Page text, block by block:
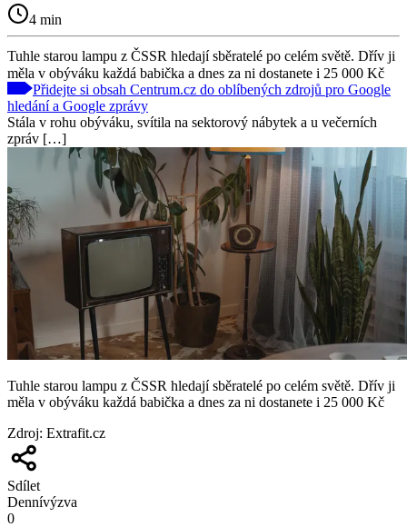
4 min
Tuhle starou lampu z ČSSR hledají sběratelé po celém světě. Dřív ji
měla v obýváku každá babička a dnes za ni dostanete i 25 000 Kč
Přidejte si obsah Centrum.cz do oblíbených zdrojů pro Google
hledání a Google zprávy
Stála v rohu obýváku, svítila na sektorový nábytek a u večerních
zpráv […]
Tuhle starou lampu z ČSSR hledají sběratelé po celém světě. Dřív ji
měla v obýváku každá babička a dnes za ni dostanete i 25 000 Kč
Zdroj: Extrafit.cz
Sdílet
Dennívýzva
0